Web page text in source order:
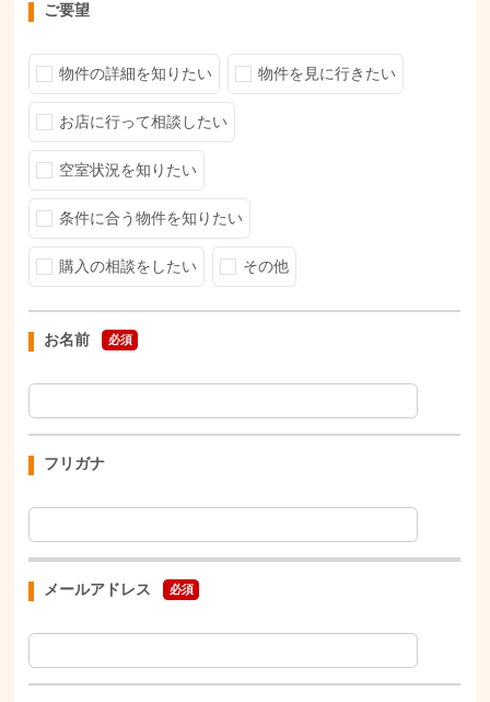
ご要望
物件の詳細を知りたい 物件を見に行きたい
お店に行って相談したい
空室状況を知りたい
条件に合う物件を知りたい
購入の相談をしたい その他
お名前 必須
フリガナ
メールアドレス 必須